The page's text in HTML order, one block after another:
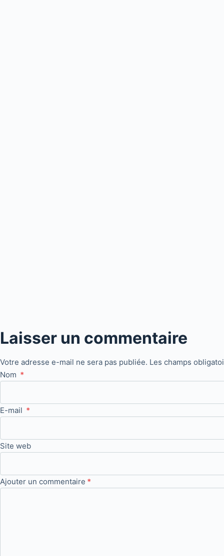
Laisser un commentaire
Votre adresse e-mail ne sera pas publiée. Les champs
Nom *
E-mail *
Site web
Ajouter un commentaire *